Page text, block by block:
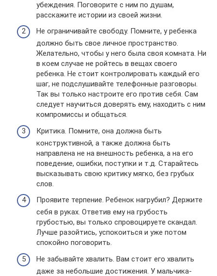
убеждения. Поговорите с ним по душам,
расскажите истории из своей жизни.
Не ограничивайте свободу. Помните, у ребенка
должно быть свое личное пространство.
Желательно, чтобы у него была своя комната. Ни
в коем случае не ройтесь в вещах своего
ребенка. Не стоит контролировать каждый его
шаг, не подслушивайте телефонные разговоры.
Так вы только настроите его против себя. Сам
следует научиться доверять ему, находить с ним
компромиссы и общаться.
Критика. Помните, она должна быть
конструктивной, а также должна быть
направлена не на внешность ребенка, а на его
поведение, ошибки, поступки и т.д. Старайтесь
высказывать свою критику мягко, без грубых
слов.
Проявите терпение. Ребенок нагрубил? Держите
себя в руках. Ответив ему на грубость
грубостью, вы только спровоцируете скандал.
Лучше разойтись, успокоиться и уже потом
спокойно поговорить.
Не забывайте хвалить. Вам стоит его хвалить
даже за небольшие достижения. У мальчика-